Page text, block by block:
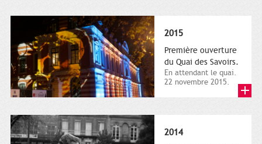
2015
Première ouverture
du Quai des Savoirs.
En attendant le quai.
22 novembre 2015.
2014